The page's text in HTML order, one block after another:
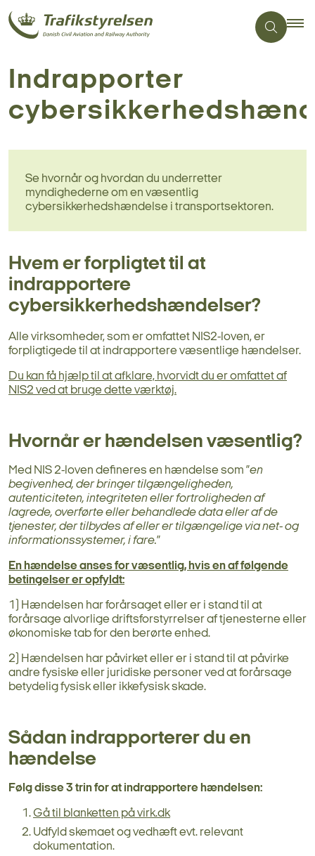
Indrapporter
Se hvornår og hvordan du underretter
myndighederne om en væsentlig
cybersikkerhedshændelse i transportsektoren.
Hvem er forpligtet til at
indrapportere
cybersikkerhedshændelser?
Alle virksomheder, som er omfattet NIS2-loven, er
forpligtigede til at indrapportere væsentlige hændelser.
Du kan få hjælp til at afklare, hvorvidt du er omfattet af
NIS2 ved at bruge dette værktøj.
Hvornår er hændelsen væsentlig?
Med NIS 2-loven defineres en hændelse som ”en
begivenhed, der bringer tilgængeligheden,
autenticiteten, integriteten eller fortroligheden af
lagrede, overførte eller behandlede data eller af de
tjenester, der tilbydes af eller er tilgængelige via net- og
informationssystemer, i fare.”
En hændelse anses for væsentlig, hvis en af følgende
betingelser er opfyldt:
1) Hændelsen har forårsaget eller er i stand til at
forårsage alvorlige driftsforstyrrelser af tjenesterne eller
økonomiske tab for den berørte enhed.
2) Hændelsen har påvirket eller er i stand til at påvirke
andre fysiske eller juridiske personer ved at forårsage
betydelig fysisk eller ikkefysisk skade.
Sådan indrapporterer du en
hændelse
Følg disse 3 trin for at indrapportere hændelsen:
Gå til blanketten på virk.dk
Udfyld skemaet og vedhæft evt. relevant
dokumentation.